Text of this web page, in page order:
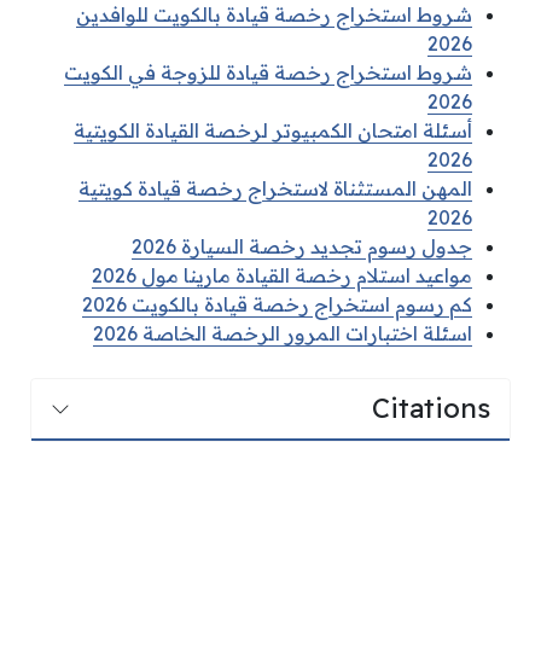
شروط استخراج رخصة قيادة بالكويت للوافدين
2026
شروط استخراج رخصة قيادة للزوجة في الكويت
2026
أسئلة امتحان الكمبيوتر لرخصة القيادة الكويتية
2026
المهن المستثناة لاستخراج رخصة قيادة كويتية
2026
جدول رسوم تجديد رخصة السيارة 2026
مواعيد استلام رخصة القيادة مارينا مول 2026
كم رسوم استخراج رخصة قيادة بالكويت 2026
اسئلة اختبارات المرور الرخصة الخاصة 2026
Citations